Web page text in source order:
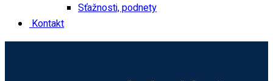
Sťažnosti, podnety
Kontakt